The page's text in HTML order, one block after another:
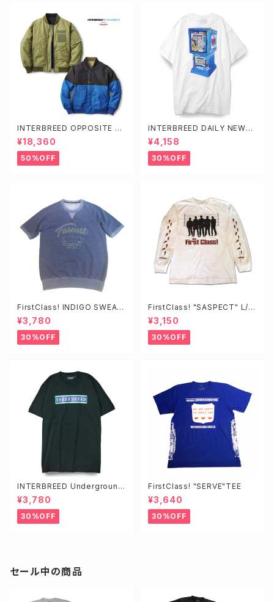
INTERBREED OPPOSITE SI
DES REVERSIBLE MA-1
¥18,360
50%OFF
INTERBREED DAILY NEWS
TEE
¥4,158
30%OFF
FirstClass! INDIGO SWEAT
TEE
¥3,780
30%OFF
FirstClass! "SASPECT" L/S
TEE
¥3,150
30%OFF
INTERBREED Underground
SS Tee
¥3,780
30%OFF
FirstClass! "SERVE"TEE
¥3,640
30%OFF
セール中の商品